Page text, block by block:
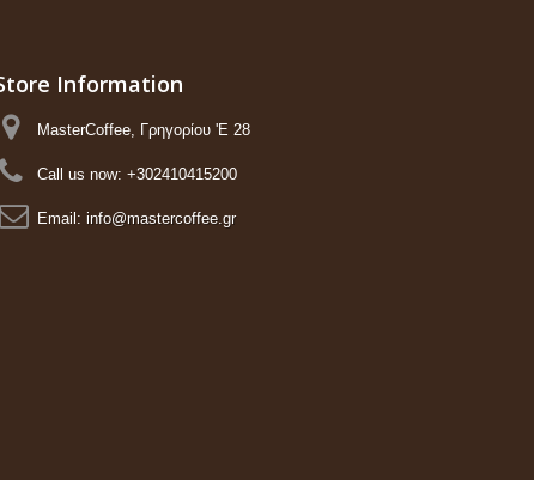
Information
MasterCoffee, Γρηγορίου 'Ε 28
Call us now: +302410415200
Email: info@mastercoffee.gr